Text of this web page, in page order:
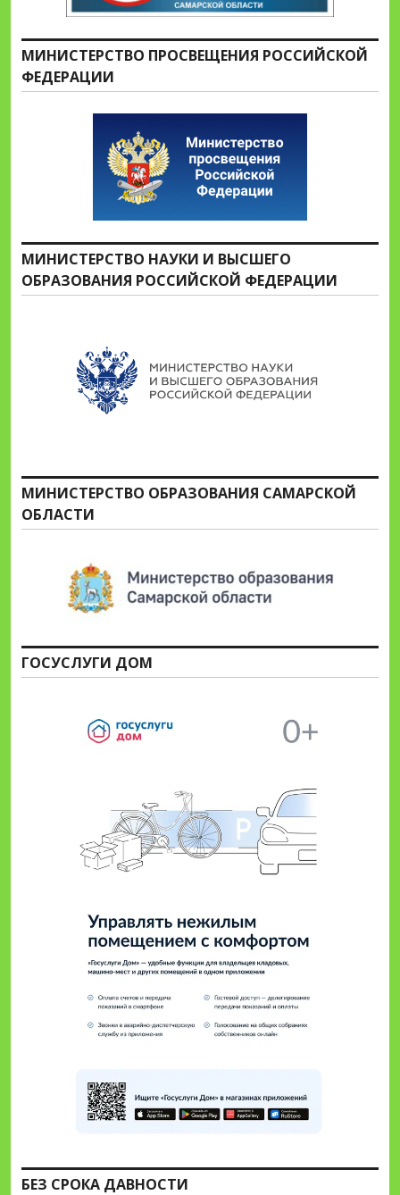
МИНИСТЕРСТВО ПРОСВЕЩЕНИЯ РОССИЙСКОЙ
ФЕДЕРАЦИИ
МИНИСТЕРСТВО НАУКИ И ВЫСШЕГО
ОБРАЗОВАНИЯ РОССИЙСКОЙ ФЕДЕРАЦИИ
МИНИСТЕРСТВО ОБРАЗОВАНИЯ САМАРСКОЙ
ОБЛАСТИ
ГОСУСЛУГИ ДОМ
БЕЗ СРОКА ДАВНОСТИ